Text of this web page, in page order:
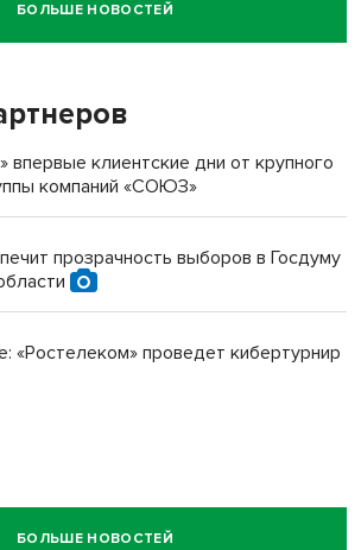
наказал водителя за смерть
БОЛЬШЕ НОВОСТЕЙ
впервые клиентские дни от крупного
компаний «СОЮЗ»
прозрачность выборов в Госдуму
«Ростелеком» проведет кибертурнир
БОЛЬШЕ НОВОСТЕЙ